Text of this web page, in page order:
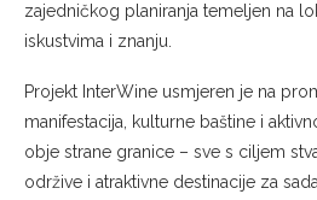
zajedničkog planiranja temeljen na
iskustvima i znanju.
Projekt InterWine usmjeren je na
manifestacija, kulturne baštine i
obje strane granice – sve s ciljem
održive i atraktivne destinacije za